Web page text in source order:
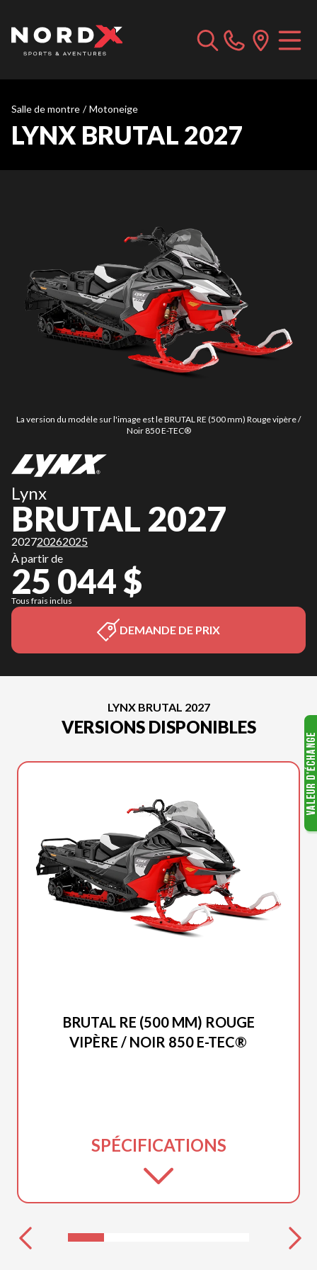
Salle de montre / Motoneige
LYNX BRUTAL 2027
La version du modèle sur l'image est le BRUTAL RE (500 mm) Rouge vipère /
Noir 850 E-TEC®
Lynx
BRUTAL 2027
202720262025
À partir de
25 044 $
Tous frais inclus
DEMANDE DE PRIX
LYNX BRUTAL 2027
VERSIONS DISPONIBLES
BRUTAL RE (500 MM) ROUGE
VIPÈRE / NOIR 850 E-TEC®
SPÉCIFICATIONS